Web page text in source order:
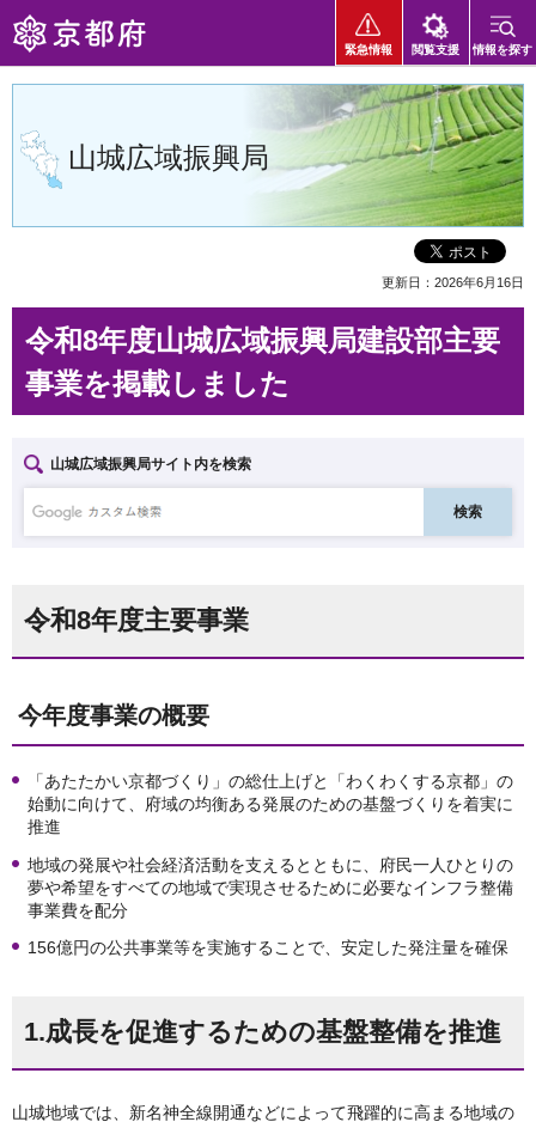
京都府
緊急情報 閲覧支援 情報を探す
山城広域振興局
更新日：2026年6月16日
令和8年度山城広域振興局建設部主要
事業を掲載しました
山城広域振興局サイト内を検索
令和8年度主要事業
今年度事業の概要
「あたたかい京都づくり」の総仕上げと「わくわくする京都」の
始動に向けて、府域の均衡ある発展のための基盤づくりを着実に
推進
地域の発展や社会経済活動を支えるとともに、府民一人ひとりの
夢や希望をすべての地域で実現させるために必要なインフラ整備
事業費を配分
156億円の公共事業等を実施することで、安定した発注量を確保
1.成長を促進するための基盤整備を推進
山城地域では、新名神全線開通などによって飛躍的に高まる地域の